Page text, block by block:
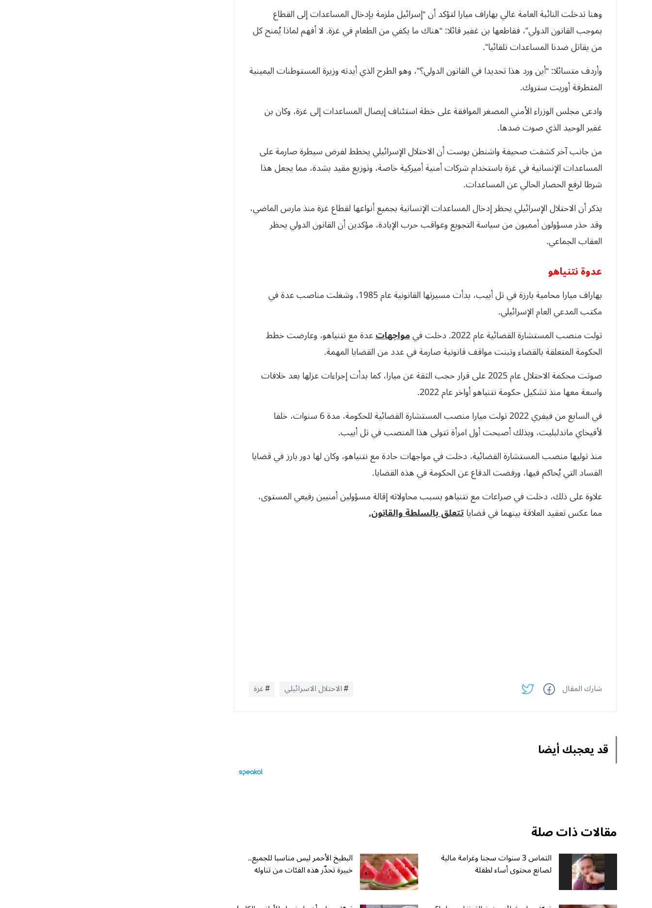
وهنا تدخلت النائبة العامة غالي بهاراف ميارا لتؤكد أن “إسرائيل ملزمة بإدخال المساعدات إلى القطاع
بموجب القانون الدولي”، فقاطعها بن غفير قائلا: “هناك ما يكفي من الطعام في غزة. لا أفهم لماذا يُمنح كل
من يقاتل ضدنا المساعدات تلقائيا”.
وأردف متسائلا: “أين ورد هذا تحديدا في القانون الدولي؟”، وهو الطرح الذي أيدته وزيرة المستوطنات اليمينية
المتطرفة أوريت ستروك.
وادعى مجلس الوزراء الأمني ​​المصغر الموافقة على خطة استئناف إيصال المساعدات إلى غزة، وكان بن
غفير الوحيد الذي صوت ضدها.
من جانب آخر كشفت صحيفة واشنطن بوست أن الاحتلال الإسرائيلي يخطط لفرض سيطرة صارمة على
المساعدات الإنسانية في غزة باستخدام شركات أمنية أميركية خاصة، وتوزيع مقيد بشدة، مما يجعل هذا
شرطا لرفع الحصار الحالي عن المساعدات.
يذكر أن الاحتلال الإسرائيلي يحظر إدخال المساعدات الإنسانية بجميع أنواعها لقطاع غزة منذ مارس الماضي،
وقد حذر مسؤولون أمميون من سياسة التجويع وعواقب حرب الإبادة، مؤكدين أن القانون الدولي يحظر
العقاب الجماعي.
عدوة نتنياهو
بهاراف ميارا محامية بارزة في تل أبيب، بدأت مسيرتها القانونية عام 1985، وشغلت مناصب عدة في
مكتب المدعي العام الإسرائيلي.
تولت منصب المستشارة القضائية عام 2022. دخلت في
مواجهاتعدة مع نتنياهو، وعارضت خطط
الحكومة المتعلقة بالقضاء وتبنت مواقف قانونية صارمة في عدد من القضايا المهمة.
صوتت محكمة الاحتلال عام 2025 على قرار حجب الثقة عن ميارا، كما بدأت إجراءات عزلها بعد خلافات
واسعة معها منذ تشكيل حكومة نتنياهو أواخر عام 2022.
في السابع من فيفري 2022 تولت ميارا منصب المستشارة القضائية للحكومة، مدة 6 سنوات، خلفا
لأفيخاي ماندلبليت، وبذلك أصبحت أول امرأة تتولى هذا المنصب في تل أبيب.
منذ توليها منصب المستشارة القضائية، دخلت في مواجهات حادة مع نتنياهو، وكان لها دور بارز في قضايا
الفساد التي يُحاكم فيها، ورفضت الدفاع عن الحكومة في هذه القضايا.
علاوة على ذلك، دخلت في صراعات مع نتنياهو بسبب محاولاته إقالة مسؤولين أمنيين رفيعي المستوى،
مما عكس تعقيد العلاقة بينهما في قضاياتتعلق بالسلطة والقانون.
شارك المقال الاحتلال الاسرائيلي غزة
قد يعجبك أيضا
مقالات ذات صلة
التماس 3 سنوات سجنا وغرامة مالية
لصانع محتوى أساء لطفلة
البطيخ الأحمر ليس مناسبا للجميع..
خبيرة تحذّر هذه الفئات من تناوله